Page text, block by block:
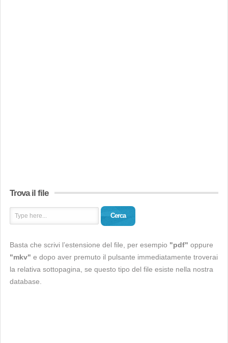
Trova il file
Cerca
Basta che scrivi l’estensione del file, per esempio "pdf" oppure
"mkv" e dopo aver premuto il pulsante immediatamente troverai
la relativa sottopagina, se questo tipo del file esiste nella nostra
database.